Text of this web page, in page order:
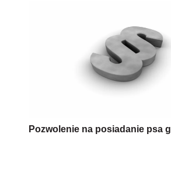
Pozwolenie na posiadanie psa